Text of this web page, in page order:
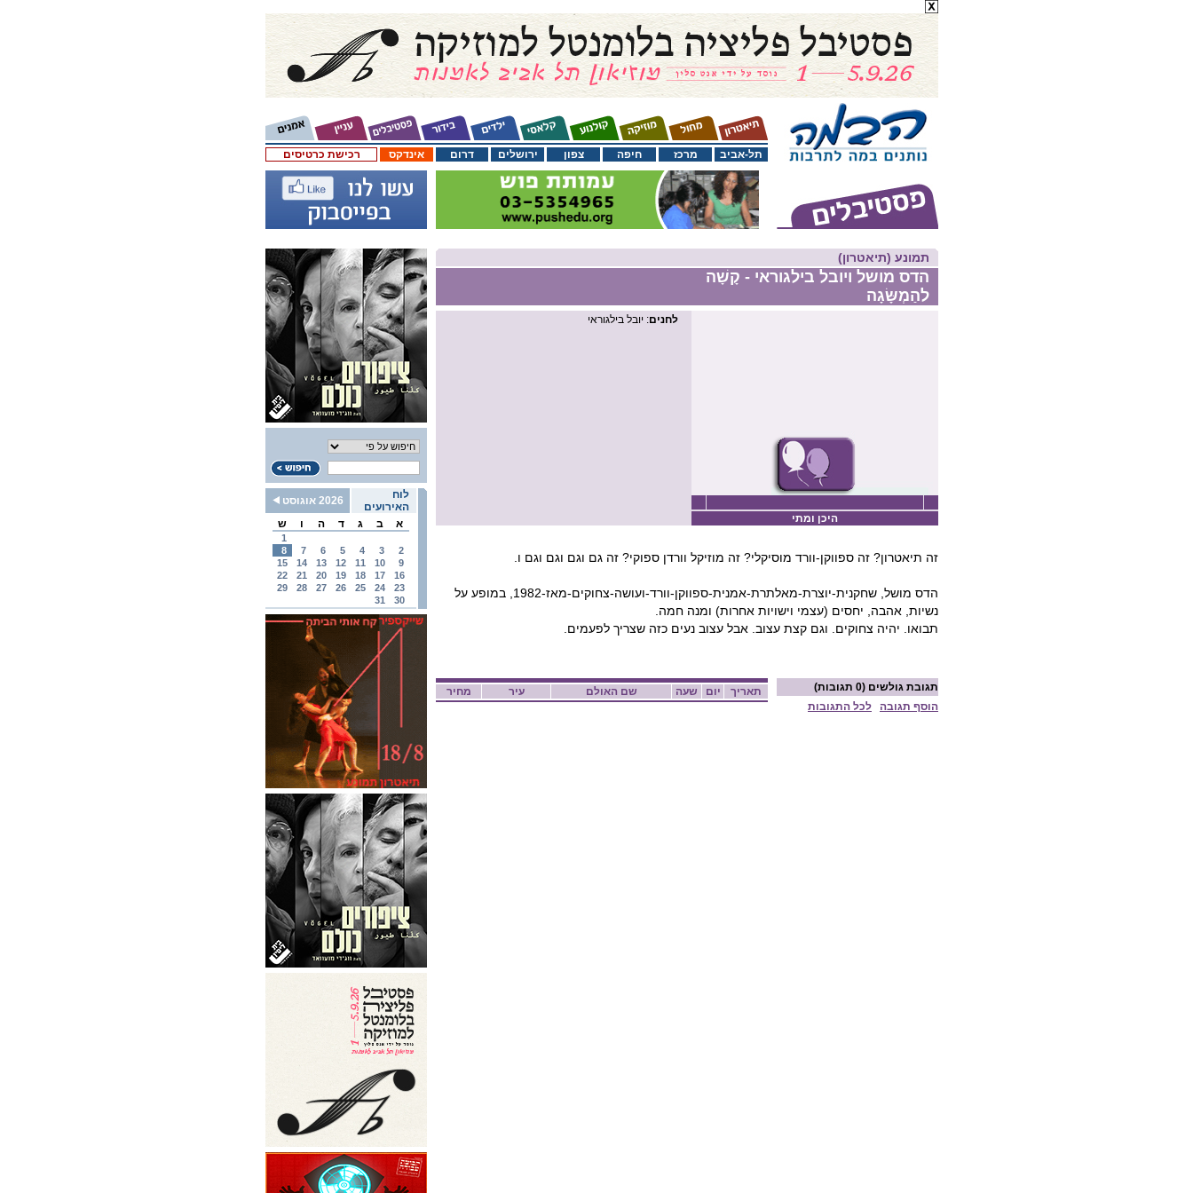
רכישת כרטיסים אינדקס דרום ירושלים צפון חיפה מרכז תל-אביב
לוח
האירועים
2026 אוגוסט
א
ב ג ד ה ו ש
1
2
3
4
5
6
7
8
9
10
11
12
13
14
15
16
17
18
19
20
21
22
23
24
25
26
27
28
29
30
31
תמונע (תיאטרון)
הדס מושל ויובל בילגוראי - קָשָׁה
להַמְשָּׂגָה
לחנים: יובל בילגוראי
היכן ומתי
זה תיאטרון? זה ספווקן-וורד מוסיקלי? זה מוזיקל וורדן ספוקי? זה גם וגם וגם וגם ו.
הדס מושל, שחקנית-יוצרת-מאלתרת-אמנית-ספווקן-וורד-ועושה-צחוקים-מאז-1982, במופע על
נשיות, אהבה, יחסים (עצמי וישויות אחרות) ומנה חמה.
תבואו. יהיה צחוקים. וגם קצת עצוב. אבל עצוב נעים כזה שצריך לפעמים.
מחיר עיר שם האולם שעה יום תאריך תגובת גולשים (0 תגובות)
הוסף תגובה
לכל התגובות